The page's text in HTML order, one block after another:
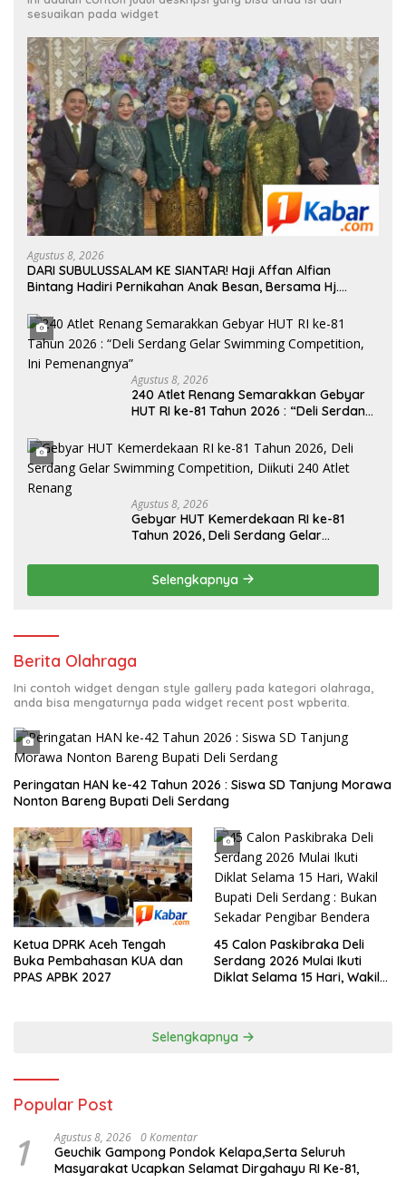
sesuaikan pada widget
Agustus 8, 2026
DARI SUBULUSSALAM KE SIANTAR! Haji Affan Alfian
Bintang Hadiri Pernikahan Anak Besan, Bersama Hj.
Agustus 8, 2026
240 Atlet Renang Semarakkan Gebyar
HUT RI ke-81 Tahun 2026 : “Deli Serdang
Pemenangnya”
Agustus 8, 2026
Gebyar HUT Kemerdekaan RI ke-81
Tahun 2026, Deli Serdang Gelar
Renang
Selengkapnya
Berita Olahraga
Ini contoh widget dengan style gallery pada kategori olahraga,
anda bisa mengaturnya pada widget recent post wpberita.
Peringatan HAN ke-42 Tahun 2026 : Siswa SD Tanjung Morawa
Nonton Bareng Bupati Deli Serdang
Ketua DPRK Aceh Tengah
Buka Pembahasan KUA dan
PPAS APBK 2027
45 Calon Paskibraka Deli
Serdang 2026 Mulai Ikuti
Diklat Selama 15 Hari, Wakil
Selengkapnya
Popular Post
1 Agustus 8, 2026 0 Komentar
Geuchik Gampong Pondok Kelapa,Serta Seluruh
Masyarakat Ucapkan Selamat Dirgahayu RI Ke-81,